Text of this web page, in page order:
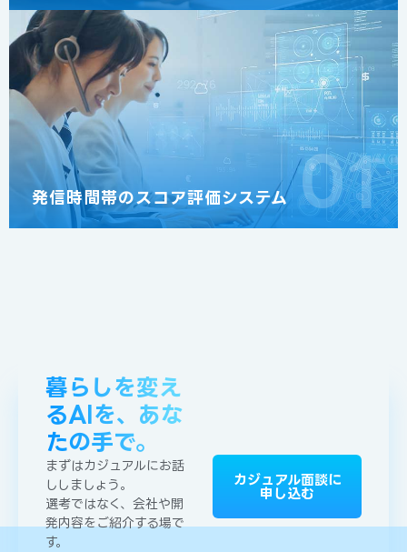
01
発信時間帯のスコア評価システム
暮らしを変え
るAIを、あな
たの手で。
まずはカジュアルにお話
ししましょう。
選考ではなく、会社や開
発内容をご紹介する場で
す。
カジュアル面談に
申し込む